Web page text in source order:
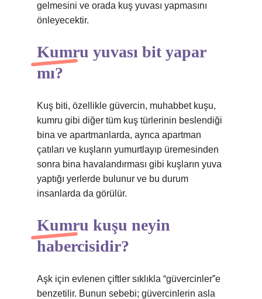
gelmesini ve orada kuş yuvası yapmasını
önleyecektir.
Kumru yuvası bit yapar
mı?
Kuş biti, özellikle güvercin, muhabbet kuşu,
kumru gibi diğer tüm kuş türlerinin beslendiği
bina ve apartmanlarda, ayrıca apartman
çatıları ve kuşların yumurtlayıp üremesinden
sonra bina havalandırması gibi kuşların yuva
yaptığı yerlerde bulunur ve bu durum
insanlarda da görülür.
Kumru kuşu neyin
habercisidir?
Aşk için evlenen çiftler sıklıkla “güvercinler”e
benzetilir. Bunun sebebi; güvercinlerin asla